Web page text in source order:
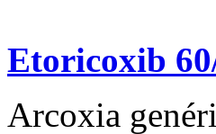
Etoricoxib
Arcoxia